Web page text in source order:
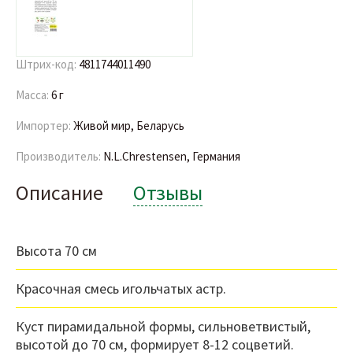
Штрих-код: 4811744011490
Масса: 6 г
Импортер: Живой мир, Беларусь
Производитель: N.L.Chrestensen, Германия
Описание Отзывы
Высота 70 см
Красочная смесь игольчатых астр.
Куст пирамидальной формы, сильноветвистый,
высотой до 70 см, формирует 8-12 соцветий.